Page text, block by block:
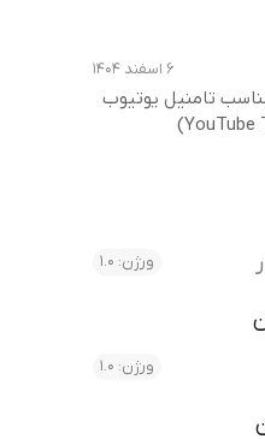
۶ اسفند ۱۴۰۴
تامنیل یوتیوب
ورژن: 1.0
ورژن: 1.0